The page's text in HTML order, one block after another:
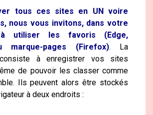
tous ces sites en UN voire
nous vous invitons, dans votre
à utiliser les favoris (Edge,
marque-pages (Firefox). La
consiste à enregistrer vos sites
de pouvoir les classer comme
Ils peuvent alors être stockés
à deux endroits :